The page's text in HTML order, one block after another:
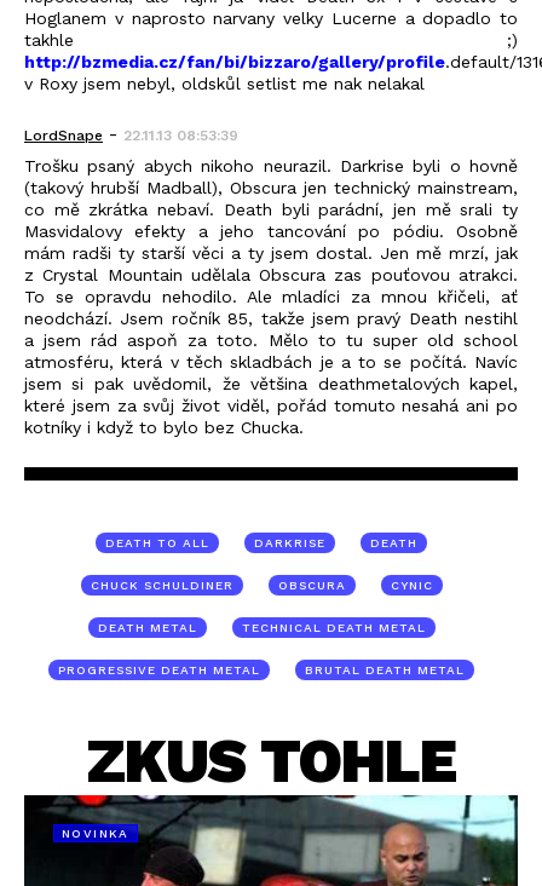
Hoglanem v naprosto narvany velky Lucerne a dopadlo to
takhle ;)
http://bzmedia.cz/fan/bi/bizzaro/gallery/profile.default/
v Roxy jsem nebyl, oldskůl setlist me nak nelakal
LordSnape - 22.11.13 08:53:39
Trošku psaný abych nikoho neurazil. Darkrise byli o hovně
(takový hrubší Madball), Obscura jen technický mainstream,
co mě zkrátka nebaví. Death byli parádní, jen mě srali ty
Masvidalovy efekty a jeho tancování po pódiu. Osobně
mám radši ty starší věci a ty jsem dostal. Jen mě mrzí, jak
z Crystal Mountain udělala Obscura zas pouťovou atrakci.
To se opravdu nehodilo. Ale mladíci za mnou křičeli, ať
neodchází. Jsem ročník 85, takže jsem pravý Death nestihl
a jsem rád aspoň za toto. Mělo to tu super old school
atmosféru, která v těch skladbách je a to se počítá. Navíc
jsem si pak uvědomil, že většina deathmetalových kapel,
které jsem za svůj život viděl, pořád tomuto nesahá ani po
kotníky i když to bylo bez Chucka.
DEATH TO ALL DARKRISE DEATH
CHUCK SCHULDINER OBSCURA CYNIC
DEATH METAL TECHNICAL DEATH METAL
PROGRESSIVE DEATH METAL BRUTAL DEATH METAL
ZKUS TOHLE
NOVINKA